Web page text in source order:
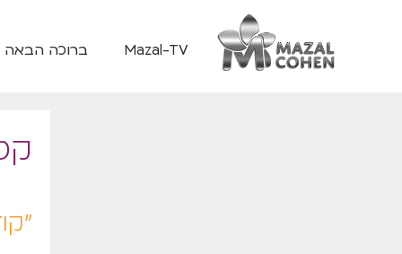
Mazal-TV ברוכה הבאה